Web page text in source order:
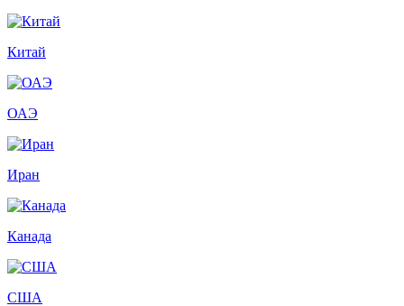
Китай
ОАЭ
Иран
Канада
США